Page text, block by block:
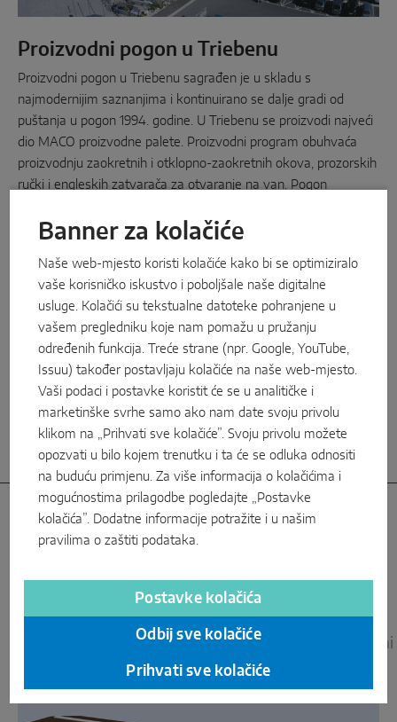
Proizvodni pogon u Triebenu
Proizvodni pogon u Triebenu sagrađen je u skladu s
najmodernijim saznanjima i kontinuirano se dalje gradi od
puštanja u pogon 1994. godine. U Triebenu se proizvodi najveći
dio MACO proizvodne palete. Proizvodni program obuhvaća
proizvodnju zaokretnih i otklopno-zaokretnih okova, prozorskih
ručki i engleskih zatvarača za otvaranje na van. Pogon
glavnim ergonomskim aspektima te postrojenjima koja vode
alata i posebnih strojeva. U Triebenu se nalazi i moderan
logistički centar s potpuno automatiziranim centralnim
skladištem za preko 30000 europaleta. Preko tog centralnog
skladišta opskrbljuju se sve podružnice i prodajni partneri na
inozemnim tržištima. Tako je Trieben logistički centar MACO
grupe.
s vlastitim skladištima
MACO NjemačkaMACO Velika
Banner za kolačiće
Naše web-mjesto koristi kolačiće kako bi se optimiziralo
vaše korisničko iskustvo i poboljšale naše digitalne
usluge. Kolačići su tekstualne datoteke pohranjene u
vašem pregledniku koje nam pomažu u pružanju
određenih funkcija. Treće strane (npr. Google, YouTube,
Issuu) također postavljaju kolačiće na naše web-mjesto.
Vaši podaci i postavke koristit će se u analitičke i
marketinške svrhe samo ako nam date svoju privolu
klikom na „Prihvati sve kolačiće”. Svoju privolu možete
opozvati u bilo kojem trenutku i ta će se odluka odnositi
na buduću primjenu. Za više informacija o kolačićima i
mogućnostima prilagodbe pogledajte „Postavke
kolačića”. Dodatne informacije potražite i u našim
pravilima o zaštiti podataka
Postavke kolačića
Odbij sve kolačiće
Prihvati sve kolačiće